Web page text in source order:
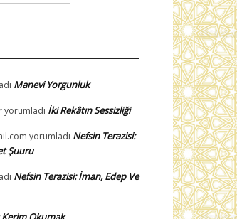
Manevi Yorgunluk
yorumladı İki Rekâtın Sessizliği
yorumladı Nefsin Terazisi:
Şuuru
Nefsin Terazisi: İman, Edep Ve